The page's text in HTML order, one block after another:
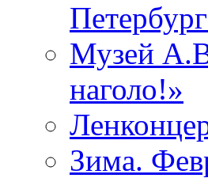
Музей
наголо!»
Зима.